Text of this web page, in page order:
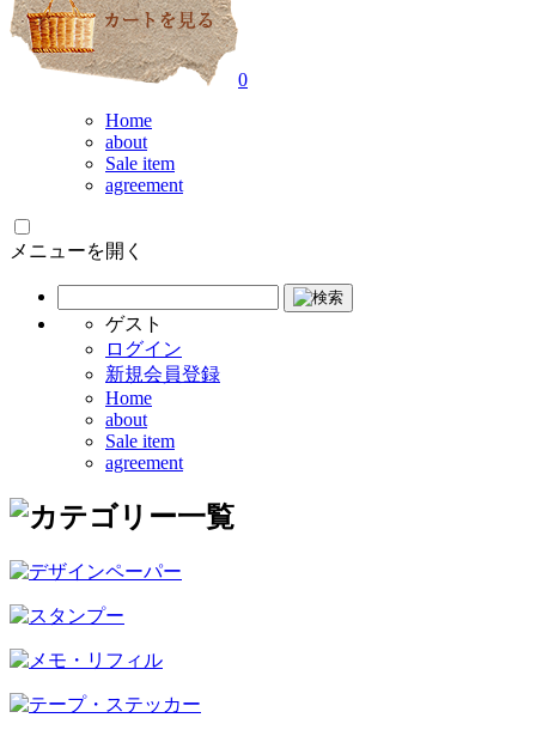
0
Home
about
Sale item
agreement
メニューを開く
ゲスト
ログイン
新規会員登録
Home
about
Sale item
agreement